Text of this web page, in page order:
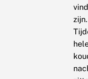
zijn.